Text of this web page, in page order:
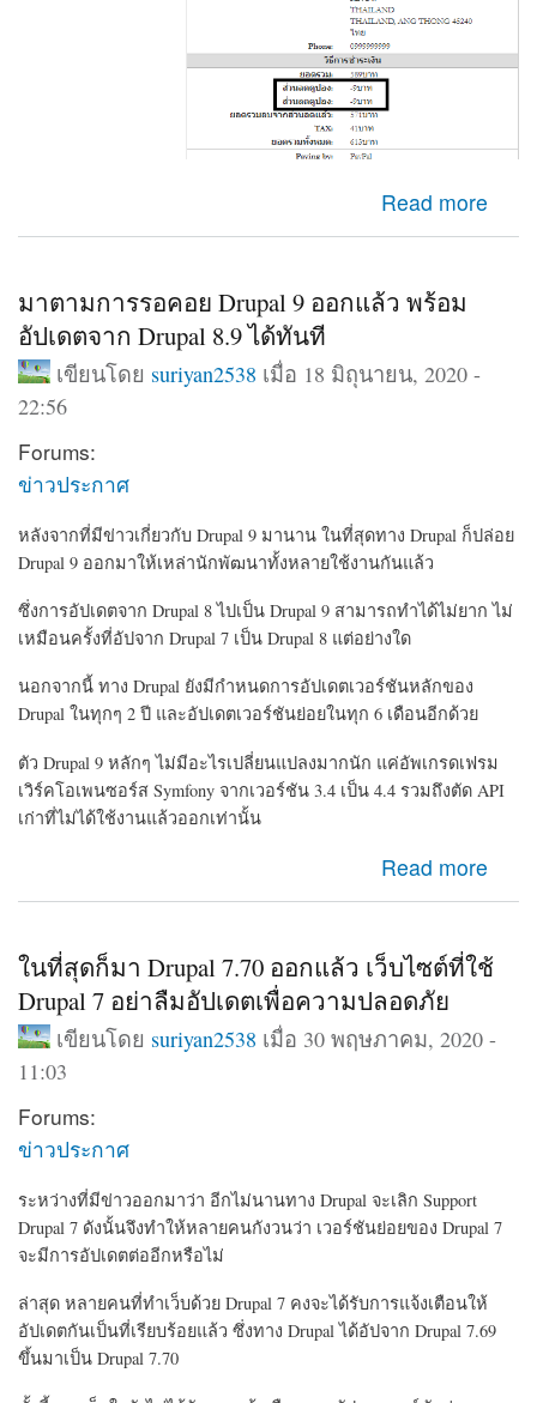
Read more
about Check out Ubercart ระบบไปคำนวนส่วนลดสองครั้ง
มาตามการรอคอย Drupal 9 ออกแล้ว พร้อม
อัปเดตจาก Drupal 8.9 ได้ทันที
เขียนโดย suriyan2538 เมื่อ 18 มิถุนายน, 2020 -
22:56
Forums:
ข่าวประกาศ
หลังจากที่มีข่าวเกี่ยวกับ Drupal 9 มานาน ในที่สุดทาง Drupal ก็ปล่อย
Drupal 9 ออกมาให้เหล่านักพัฒนาทั้งหลายใช้งานกันแล้ว
ซึ่งการอัปเดตจาก Drupal 8 ไปเป็น Drupal 9 สามารถทำได้ไม่ยาก ไม่
เหมือนครั้งที่อัปจาก Drupal 7 เป็น Drupal 8 แต่อย่างใด
นอกจากนี้ ทาง Drupal ยังมีกำหนดการอัปเดตเวอร์ชันหลักของ
Drupal ในทุกๆ 2 ปี และอัปเดตเวอร์ชันย่อยในทุก 6 เดือนอีกด้วย
ตัว Drupal 9 หลักๆ ไม่มีอะไรเปลี่ยนแปลงมากนัก แค่อัพเกรดเฟรม
เวิร์คโอเพนซอร์ส Symfony จากเวอร์ชัน 3.4 เป็น 4.4 รวมถึงตัด API
เก่าที่ไม่ได้ใช้งานแล้วออกเท่านั้น
Read more
about มาตามการรอคอย Drupal 9 ออกแล้ว พร้อมอัปเดต
จาก Drupal 8.9 ได้ทันที
ในที่สุดก็มา Drupal 7.70 ออกแล้ว เว็บไซต์ที่ใช้
Drupal 7 อย่าลืมอัปเดตเพื่อความปลอดภัย
เขียนโดย suriyan2538 เมื่อ 30 พฤษภาคม, 2020 -
11:03
Forums:
ข่าวประกาศ
ระหว่างที่มีข่าวออกมาว่า อีกไม่นานทาง Drupal จะเลิก Support
Drupal 7 ดังนั้นจึงทำให้หลายคนกังวนว่า เวอร์ชันย่อยของ Drupal 7
จะมีการอัปเดตต่ออีกหรือไม่
ล่าสุด หลายคนที่ทำเว็บด้วย Drupal 7 คงจะได้รับการแจ้งเตือนให้
อัปเดตกันเป็นที่เรียบร้อยแล้ว ซึ่งทาง Drupal ได้อัปจาก Drupal 7.69
ขึ้นมาเป็น Drupal 7.70